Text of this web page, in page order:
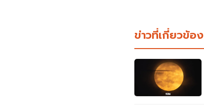
ข่าวที่เกี่ยวข้อง